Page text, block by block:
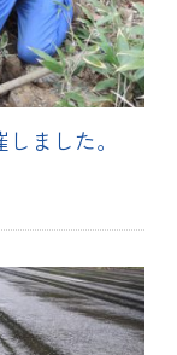
ました。